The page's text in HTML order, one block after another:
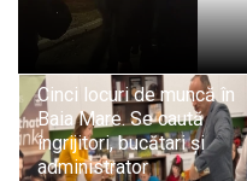
Cinci locuri de muncă în
Baia Mare. Se caută
îngrijitori, bucătari și
administrator